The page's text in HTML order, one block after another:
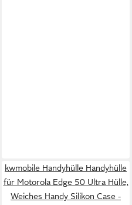
kwmobile Handyhülle Handyhülle
für Motorola Edge 50 Ultra Hülle,
Weiches Handy Silikon Case -